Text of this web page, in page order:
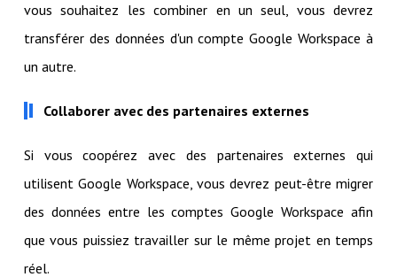
vous souhaitez les combiner en un seul, vous devrez
transférer des données d'un compte Google Workspace à
un autre.
Collaborer avec des partenaires externes
Si vous coopérez avec des partenaires externes qui
utilisent Google Workspace, vous devrez peut-être migrer
des données entre les comptes Google Workspace afin
que vous puissiez travailler sur le même projet en temps
réel.